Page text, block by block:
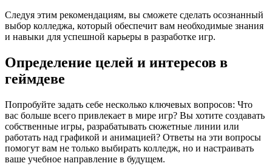
Следуя этим рекомендациям, вы сможете сделать осознанный
выбор колледжа, который обеспечит вам необходимые знания
и навыки для успешной карьеры в разработке игр.
Определение целей и интересов в
геймдеве
Попробуйте задать себе несколько ключевых вопросов: Что
вас больше всего привлекает в мире игр? Вы хотите создавать
собственные игры, разрабатывать сюжетные линии или
работать над графикой и анимацией? Ответы на эти вопросы
помогут вам не только выбирать колледж, но и настраивать
ваше учебное направление в будущем.